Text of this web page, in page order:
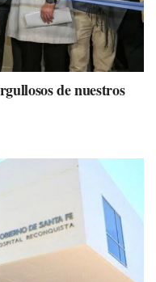
de nuestros